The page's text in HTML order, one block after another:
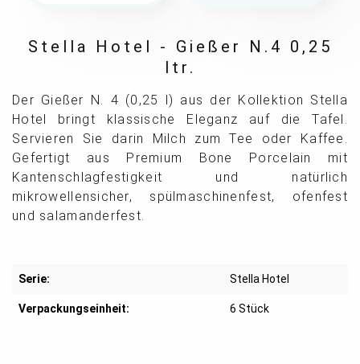
Stella Hotel - Gießer N.4 0,25
ltr.
Der Gießer N. 4 (0,25 l) aus der Kollektion Stella
Hotel bringt klassische Eleganz auf die Tafel.
Servieren Sie darin Milch zum Tee oder Kaffee.
Gefertigt aus Premium Bone Porcelain mit
Kantenschlagfestigkeit und natürlich
mikrowellensicher, spülmaschinenfest, ofenfest
und salamanderfest.
Serie: Stella Hotel
Verpackungseinheit: 6 Stück